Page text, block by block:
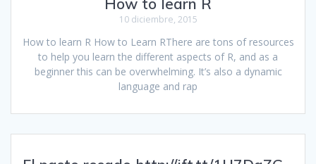
10 diciembre, 2015
How to learn R How to Learn RThere are tons of resources
to help you learn the different aspects of R, and as a
beginner this can be overwhelming. It’s also a dynamic
language and rap